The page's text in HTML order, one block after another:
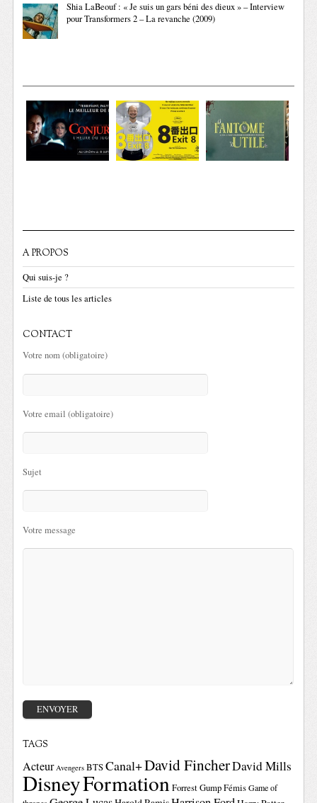
Shia LaBeouf : « Je suis un gars béni des dieux » – Interview
pour Transformers 2 – La revanche (2009)
A PROPOS
Qui suis-je ?
Liste de tous les articles
CONTACT
Votre nom (obligatoire)
Votre email (obligatoire)
Sujet
Votre message
TAGS
Acteur Avengers BTSCanal+David FincherDavid Mills
DisneyFormationForrest GumpFémis Game of